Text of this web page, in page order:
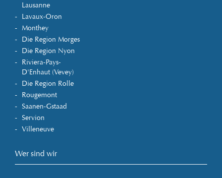
Lausanne
Lavaux-Oron
Monthey
Die Region Morges
Die Region Nyon
Riviera-Pays-
D'Enhaut (Vevey)
Die Region Rolle
Rougemont
Saanen-Gstaad
Servion
Villeneuve
Wer sind wir